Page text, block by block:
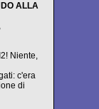
ALLA
Niente,
c'era
di